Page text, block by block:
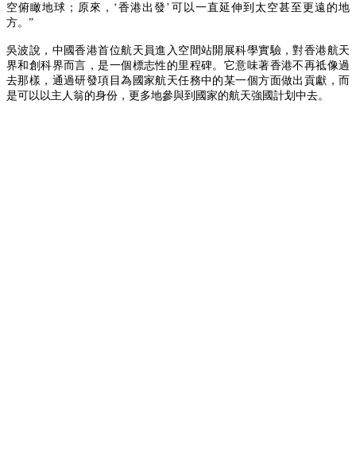
空俯瞰地球；原來，‘香港出發’可以一直延伸到太空甚至更遠的地
方。”
吳波說，中國香港首位航天員進入空間站開展科學實驗，對香港航天
界和創科界而言，是一個標志性的里程碑。它意味著香港不再祗像過
去那樣，通過研發項目為國家航天任務中的某一個方面做出貢獻，而
是可以以主人翁的身份，更多地參與到國家的航天強國計划中去。